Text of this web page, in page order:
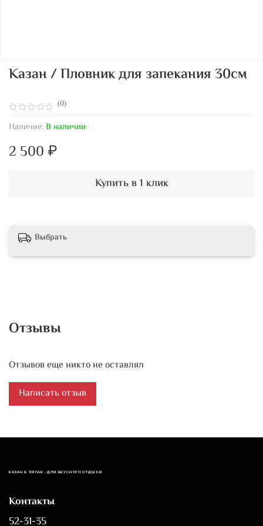
(0)
Наличие:В наличии
Казан / Пловник для запекания 30см
2 500 ₽
Купить в 1 клик
Выбрать
Отзывы
Отзывов еще никто не оставлял
Написать отзыв
КАЗАН & ЛЯГАН - ДЛЯ ВКУСНОГО ОТДЫХА!
Контакты
52-31-35